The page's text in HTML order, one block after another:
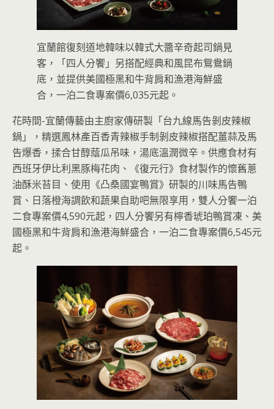
宜蘭館復刻道地韓味以韓式大醬辛奇起司鍋見
客，「四人分饗」另搭配經典和風昆布鴛鴦鍋
底，並提供美國極黑和牛背肩和漁港海鮮盛
合，一泊二食專案價6,035元起。
花時間-宜蘭傳藝由主廚家傳研製「台九線馬告剝皮辣椒
鍋」，精選鳳林產百香青辣椒手制剝皮辣椒搭配薑蒜及馬
告爆香，揉合甘醇蔭瓜吊味，湯底溫潤微辛。供應食材有
西班牙伊比利黑豚梅花肉、《復元行》食材製作的懷舊蔥
油酥米苔目、使用《凸桑國宴鴨賞》研製的川味馬告鴨
賞、日落橙海調飲和蔬果自助吧無限享用，雙人分饗一泊
二食專案價4,590元起，四人分饗另有檸香琥珀鴨賞凍、美
國極黑和牛背肩和漁港海鮮盛合，一泊二食專案價6,545元
起。